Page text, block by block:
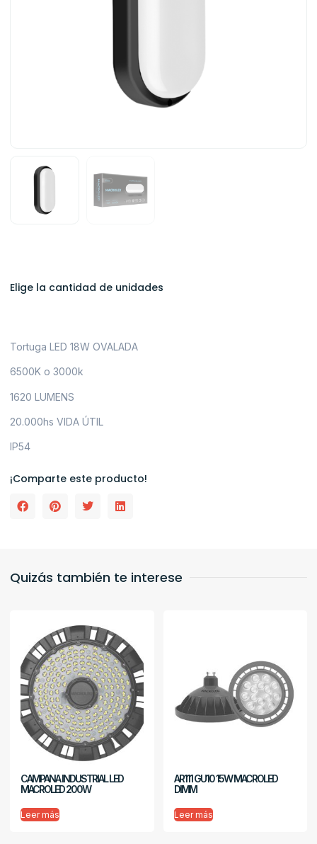
Elige la cantidad de unidades
Tortuga LED 18W OVALADA
6500K o 3000k
1620 LUMENS
20.000hs VIDA ÚTIL
IP54
¡Comparte este producto!
Quizás también te interese
CAMPANA INDUSTRIAL LED
MACROLED 200W
Leer más
AR111 GU10 15W MACROLED
DIMM
Leer más